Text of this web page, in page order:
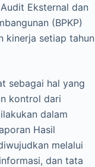
Eksternal dan
(BPKP)
kinerja setiap tahun
sebagai hal yang
kontrol dari
dalam
Hasil
melalui
dan tata